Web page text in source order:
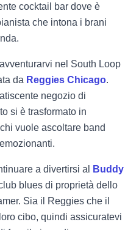
cocktail bar dove è
che intona i brani
nel South Loop
da Reggies Chicago.
negozio di
si è trasformato in
vuole ascoltare band
a divertirsi al
Buddy
blues di proprietà dello
Sia il Reggies che il
cibo, quindi assicuratevi